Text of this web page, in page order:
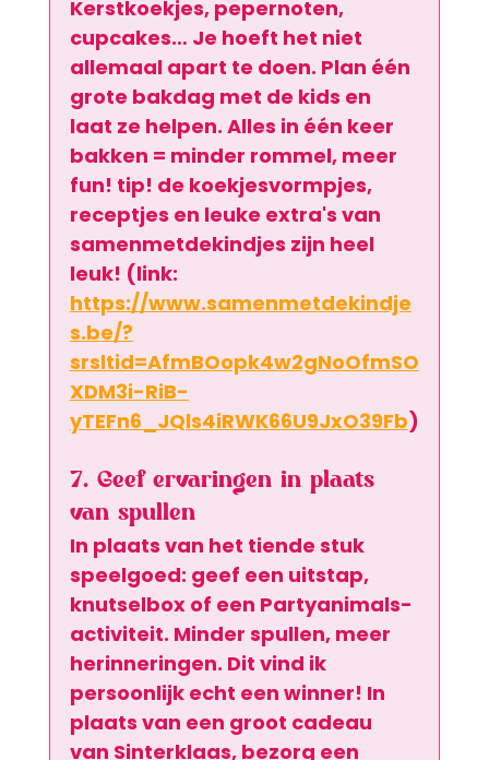
Kerstkoekjes, pepernoten,
cupcakes… Je hoeft het niet
allemaal apart te doen. Plan één
grote bakdag met de kids en
laat ze helpen. Alles in één keer
bakken = minder rommel, meer
fun! tip! de koekjesvormpjes,
receptjes en leuke extra's van
samenmetdekindjes zijn heel
leuk! (link:
https://www.samenmetdekindje
s.be/?
srsltid=AfmBOopk4w2gNoOfmSO
XDM3i-RiB-
yTEFn6_JQls4iRWK66U9JxO39Fb)
7. Geef ervaringen in plaats
van spullen
In plaats van het tiende stuk
speelgoed: geef een uitstap,
knutselbox of een Partyanimals-
activiteit. Minder spullen, meer
herinneringen. Dit vind ik
persoonlijk echt een winner! In
plaats van een groot cadeau
van Sinterklaas, bezorg een